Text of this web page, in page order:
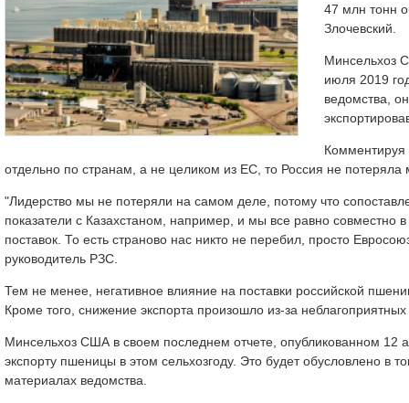
47 млн тонн
Злочевский.
Минсельхоз
июля 2019
ведомства,
Комментируя
отдельно по странам, а не целиком из ЕС, то Россия не
"Лидерство мы не потеряли на самом деле, потому что
показатели с Казахстаном, например, и мы все равно
поставок. То есть страново нас никто не перебил, просто
руководитель РЗС.
Тем не менее, негативное влияние на поставки российской
Кроме того, снижение экспорта произошло из-за
Минсельхоз США в своем последнем отчете, опубликованном 12
экспорту пшеницы в этом сельхозгоду. Это будет обусловлено
материалах ведомства.